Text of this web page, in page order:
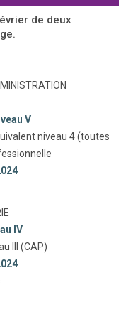
de deux
V
niveau 4 (toutes
IV
III (CAP)